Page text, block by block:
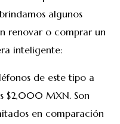
algunos
renovar o comprar un
inteligente:
de este tipo a
$2,000 MXN. Son
en comparación